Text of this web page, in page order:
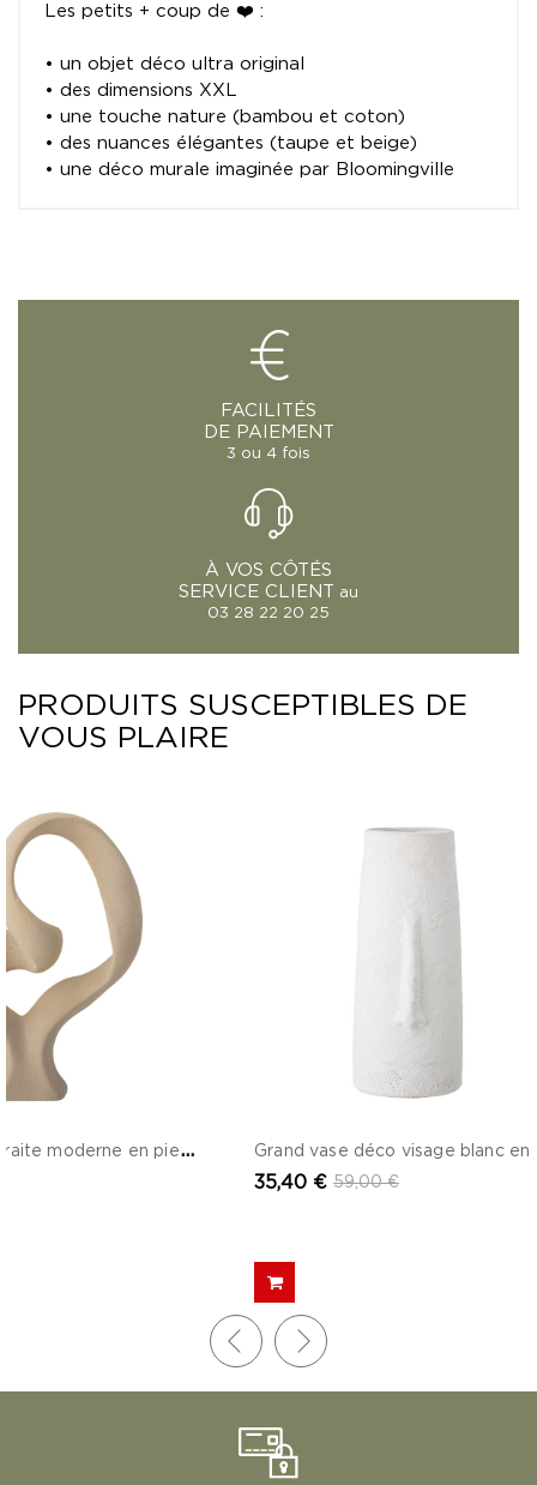
Les petits + coup de ❤️ :
• un objet déco ultra original
• des dimensions XXL
• une touche nature (bambou et coton)
• des nuances élégantes (taupe et beige)
• une déco murale imaginée par Bloomingville
FACILITÉS
DE PAIEMENT
3 ou 4 fois
À VOS CÔTÉS
SERVICE CLIENT
au
03 28 22 20 25
PRODUITS SUSCEPTIBLES DE
VOUS PLAIRE
S
culpture abstraite moderne en pierre - Oliv
35,40 € 59,00 €